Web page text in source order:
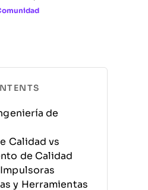
de
Calidad vs
de Calidad
y Herramientas